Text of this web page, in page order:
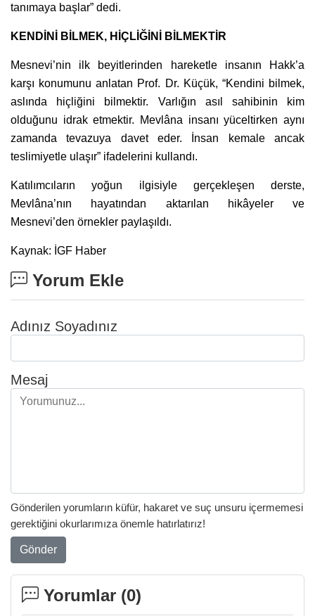
tanımaya başlar” dedi.
KENDİNİ BİLMEK, HİÇLİĞİNİ BİLMEKTİR
Mesnevi’nin ilk beyitlerinden hareketle insanın Hakk’a
karşı konumunu anlatan Prof. Dr. Küçük, “Kendini bilmek,
aslında hiçliğini bilmektir. Varlığın asıl sahibinin kim
olduğunu idrak etmektir. Mevlâna insanı yüceltirken aynı
zamanda tevazuya davet eder. İnsan kemale ancak
teslimiyetle ulaşır” ifadelerini kullandı.
Katılımcıların yoğun ilgisiyle gerçekleşen derste,
Mevlâna’nın hayatından aktarılan hikâyeler ve
Mesnevi’den örnekler paylaşıldı.
Kaynak: İGF Haber
Yorum Ekle
Adınız Soyadınız
Mesaj
Gönderilen yorumların küfür, hakaret ve suç unsuru içermemesi
gerektiğini okurlarımıza önemle hatırlatırız!
Gönder
Yorumlar (0)